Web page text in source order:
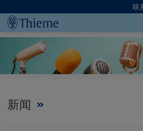
联
新闻